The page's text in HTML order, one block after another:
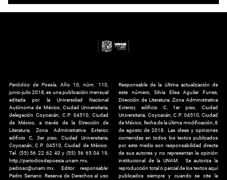
Periódico de Poesía , Año 10, núm. 110,
junio-julio 2018, es una publicación mensual
editada por la Universidad Nacional
Autónoma de México, Ciudad Universitaria,
delegación Coyoacán, C.P. 04510, Ciudad
de México, a través de la Dirección de
Literatura, Zona Administrativa Exterior,
edificio C, 3er piso, Ciudad Universitaria,
Coyoacán, C.P. 04510, Ciudad de México.
Tel. (55) 56 22 62 40 y (55) 56 65 04 19,
http://periodicodepoesia.unam.mx,
pedrosc@unam.mx. Editor responsable:
Pedro Serrano. Reserva de Derechos al uso
Responsable de la última actualización de
este número, Silvia Elisa Aguilar Funes,
Dirección de Literatura, Zona Administrativa
Exterior, edificio C, 1er piso, Ciudad
Universitaria, Coyoacán, C.P. 04510, Ciudad
de México, fecha de la última modificación, 8
de agosto de 2018. Las ideas y opiniones
contenidas en todos los textos publicados
por este medio son responsabilidad directa
de sus autores y no representan la opinión
institucional de la UNAM. Se autoriza la
reproducción total o parcial de los textos aquí
publicados siempre y cuando se cite la